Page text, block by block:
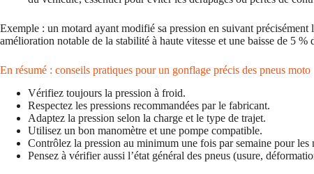
Exemple : un motard ayant modifié sa pression en suivant précisément
amélioration notable de la stabilité à haute vitesse et une baisse de 5
En résumé : conseils pratiques pour un gonflage précis des pneus moto
Vérifiez toujours la pression à froid.
Respectez les pressions recommandées par le fabricant.
Adaptez la pression selon la charge et le type de trajet.
Utilisez un bon manomètre et une pompe compatible.
Contrôlez la pression au minimum une fois par semaine pour les
Pensez à vérifier aussi l’état général des pneus (usure,